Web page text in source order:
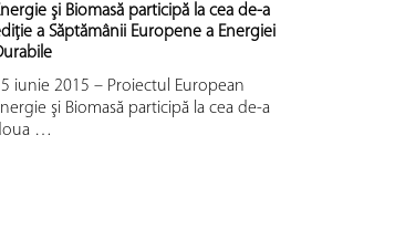
şi Biomasă participă la cea de-a
a Săptămânii Europene a Energiei
iunie 2015 – Proiectul European
şi Biomasă participă la cea de-a
…